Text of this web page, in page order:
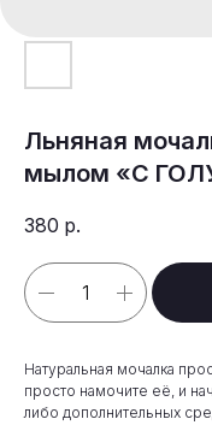
Льняная
мылом «С
380 р.
Натуральная мочалка
просто намочите её, и
либо дополнительных